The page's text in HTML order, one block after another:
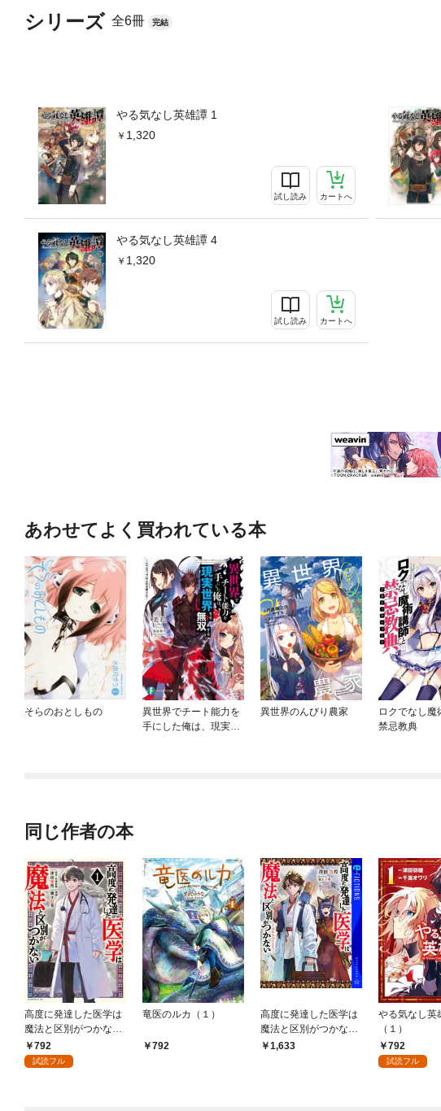
シリーズ 全6冊 完結
やる気なし英雄譚 1
1,320
試し読み カートへ
やる気なし英雄譚 4
1,320
試し読み カートへ
あわせてよく買われている本
そらのおとしもの
異世界でチート能力を
手にした俺は、現実世
異世界のんびり農家
ロクでなし魔
禁忌教典
同じ作者の本
高度に発達した医学は
魔法と区別がつかない
（１）
792
試読フル
竜医のルカ（１）
792
高度に発達した医学は
魔法と区別がつかな
い ＴＨＥ ＮＯＶＥ
1,633
やる気なし英
（１）
792
試読フル